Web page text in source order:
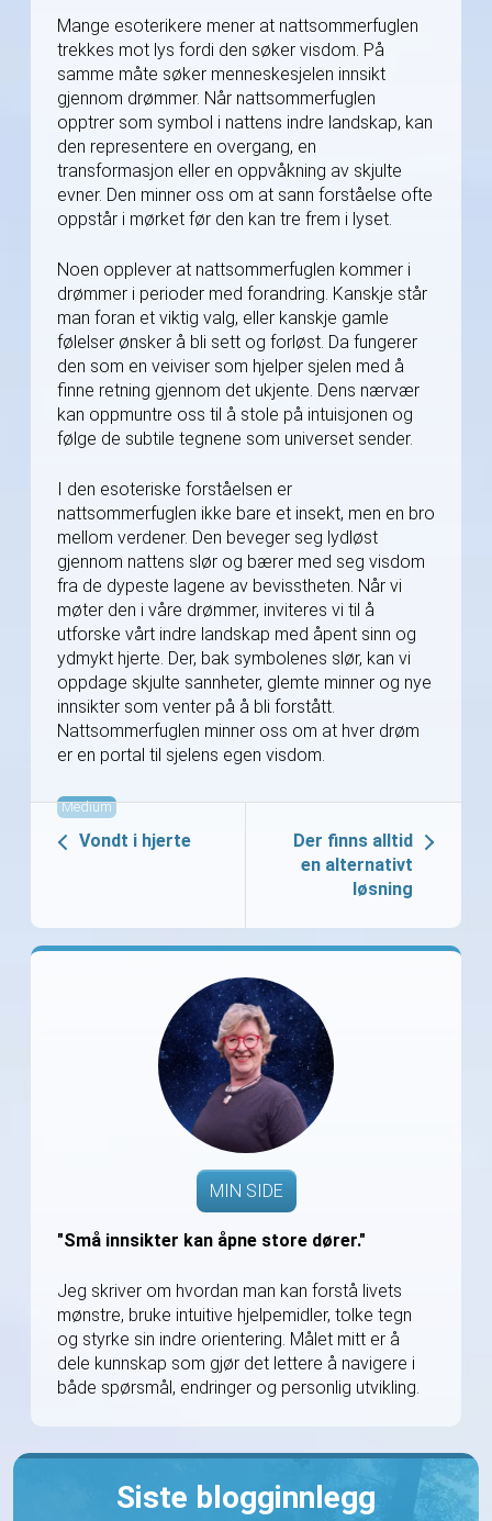
Mange esoterikere mener at nattsommerfuglen
trekkes mot lys fordi den søker visdom. På
samme måte søker menneskesjelen innsikt
gjennom drømmer. Når nattsommerfuglen
opptrer som symbol i nattens indre landskap, kan
den representere en overgang, en
transformasjon eller en oppvåkning av skjulte
evner. Den minner oss om at sann forståelse ofte
oppstår i mørket før den kan tre frem i lyset.
Noen opplever at nattsommerfuglen kommer i
drømmer i perioder med forandring. Kanskje står
man foran et viktig valg, eller kanskje gamle
følelser ønsker å bli sett og forløst. Da fungerer
den som en veiviser som hjelper sjelen med å
finne retning gjennom det ukjente. Dens nærvær
kan oppmuntre oss til å stole på intuisjonen og
følge de subtile tegnene som universet sender.
I den esoteriske forståelsen er
nattsommerfuglen ikke bare et insekt, men en bro
mellom verdener. Den beveger seg lydløst
gjennom nattens slør og bærer med seg visdom
fra de dypeste lagene av bevisstheten. Når vi
møter den i våre drømmer, inviteres vi til å
utforske vårt indre landskap med åpent sinn og
ydmykt hjerte. Der, bak symbolenes slør, kan vi
oppdage skjulte sannheter, glemte minner og nye
innsikter som venter på å bli forstått.
Nattsommerfuglen minner oss om at hver drøm
er en portal til sjelens egen visdom.
Medium
Vondt i hjerte
Der finns alltid
en alternativt
løsning
MIN SIDE
"Små innsikter kan åpne store dører."
Jeg skriver om hvordan man kan forstå livets
mønstre, bruke intuitive hjelpemidler, tolke tegn
og styrke sin indre orientering. Målet mitt er å
dele kunnskap som gjør det lettere å navigere i
både spørsmål, endringer og personlig utvikling.
Siste blogginnlegg